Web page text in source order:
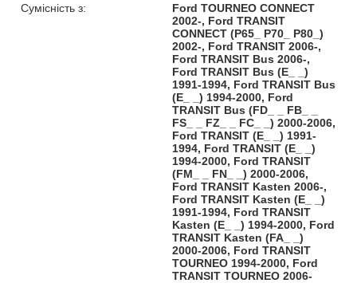
Сумісність з:
Ford TOURNEO CONNECT
2002-, Ford TRANSIT
CONNECT (P65_ P70_ P80_)
2002-, Ford TRANSIT 2006-,
Ford TRANSIT Bus 2006-,
Ford TRANSIT Bus (E_ _)
1991-1994, Ford TRANSIT Bus
(E_ _) 1994-2000, Ford
TRANSIT Bus (FD_ _ FB_ _
FS_ _ FZ_ _ FC_ _) 2000-2006,
Ford TRANSIT (E_ _) 1991-
1994, Ford TRANSIT (E_ _)
1994-2000, Ford TRANSIT
(FM_ _ FN_ _) 2000-2006,
Ford TRANSIT Kasten 2006-,
Ford TRANSIT Kasten (E_ _)
1991-1994, Ford TRANSIT
Kasten (E_ _) 1994-2000, Ford
TRANSIT Kasten (FA_ _)
2000-2006, Ford TRANSIT
TOURNEO 1994-2000, Ford
TRANSIT TOURNEO 2006-